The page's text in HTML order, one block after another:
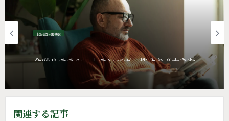
投資情報
金融リテラシー | テンバガー株より “大きな
リターン”をくれたもの
関連する記事